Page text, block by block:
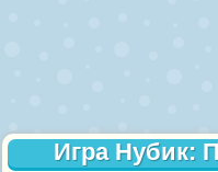
Игра Нубик: